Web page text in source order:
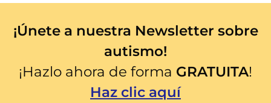
¡Únete a nuestra Newsletter sobre
autismo!
¡Hazlo ahora de forma GRATUITA!
Haz clic aquí